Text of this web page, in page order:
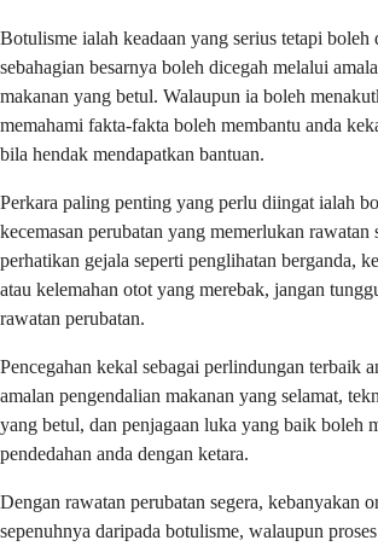
Botulisme ialah keadaan yang serius tetapi boleh
sebahagian besarnya boleh dicegah melalui
makanan yang betul. Walaupun ia boleh
memahami fakta-fakta boleh membantu anda
bila hendak mendapatkan bantuan.
Perkara paling penting yang perlu diingat ialah
kecemasan perubatan yang memerlukan rawatan
perhatikan gejala seperti penglihatan berganda,
atau kelemahan otot yang merebak, jangan
rawatan perubatan.
Pencegahan kekal sebagai perlindungan terbaik
amalan pengendalian makanan yang selamat,
yang betul, dan penjagaan luka yang baik boleh
pendedahan anda dengan ketara.
Dengan rawatan perubatan segera, kebanyakan
sepenuhnya daripada botulisme, walaupun